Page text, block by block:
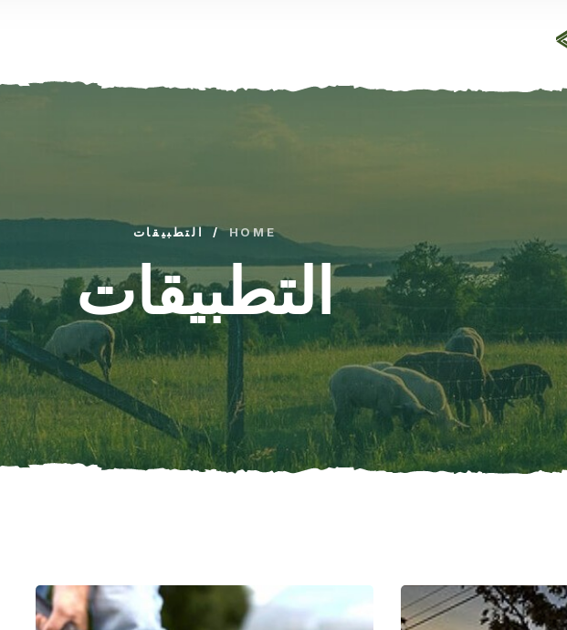
HOME
/ التطبيقات
التطبيقات